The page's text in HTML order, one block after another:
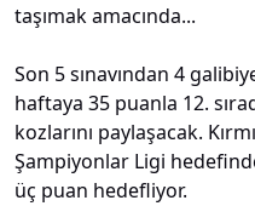
taşımak amacında...
Son 5 sınavından 4
haftaya 35 puanla 12.
kozlarını paylaşacak.
Şampiyonlar Ligi
üç puan hedefliyor.